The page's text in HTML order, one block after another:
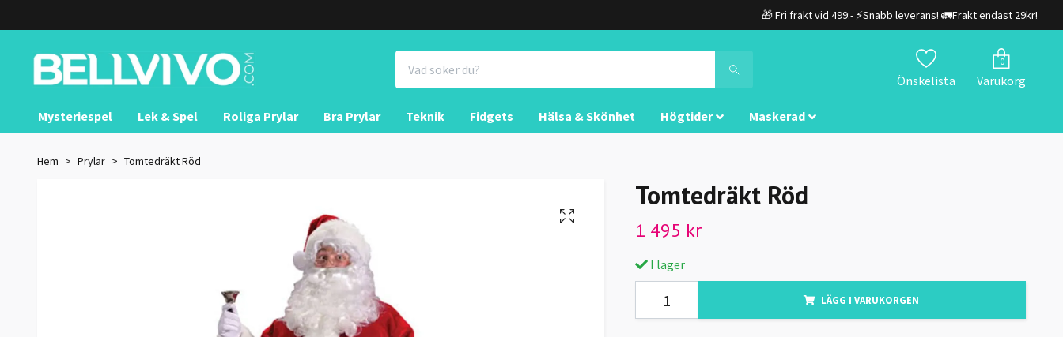
🎁 Fri frakt vid 499:- ⚡Snabb leverans! 🚛Frakt endast 29kr!
Önskelista
0
Varukorg
Mysteriespel Lek & Spel Roliga Prylar Bra Prylar Teknik Fidgets Hälsa & Skönhet Högtider Maskerad
Hem Prylar Tomtedräkt Röd
Tomtedräkt Röd
1 495 kr
I lager
LÄGG I VARUKORGEN